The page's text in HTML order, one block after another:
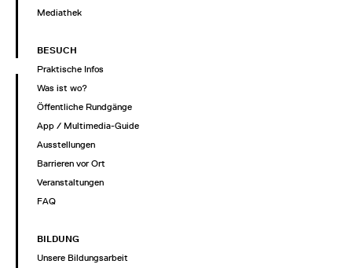
Mediathek
BESUCH
Praktische Infos
Was ist wo?
Öffentliche Rundgänge
App / Multimedia-Guide
Ausstellungen
Barrieren vor Ort
Veranstaltungen
FAQ
BILDUNG
Unsere Bildungsarbeit